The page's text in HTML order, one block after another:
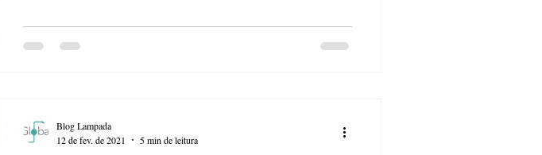
Blog Lampada
12 de fev. de 2021
5 min de leitura